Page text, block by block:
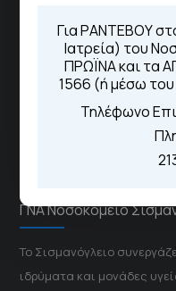
Για ΡΑΝΤΕΒΟΥ
Ιατρεία) του
ΠΡΩΪΝΑ και τα
1566 (ή μέσω
Τηλέφωνο
ιατρεία:
Από
1566
Μέσω
ΓΝΑ Νοσοκομείο
Το Σισμανόγλειο
ιδρύματα και μονάδες